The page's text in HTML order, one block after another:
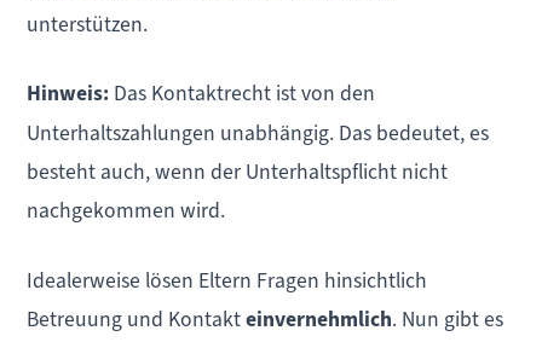
unterstützen.
Hinweis: Das Kontaktrecht ist von den
Unterhaltszahlungen unabhängig. Das bedeutet, es
besteht auch, wenn der Unterhaltspflicht nicht
nachgekommen wird.
Idealerweise lösen Eltern Fragen hinsichtlich
Betreuung und Kontakteinvernehmlich. Nun gibt es